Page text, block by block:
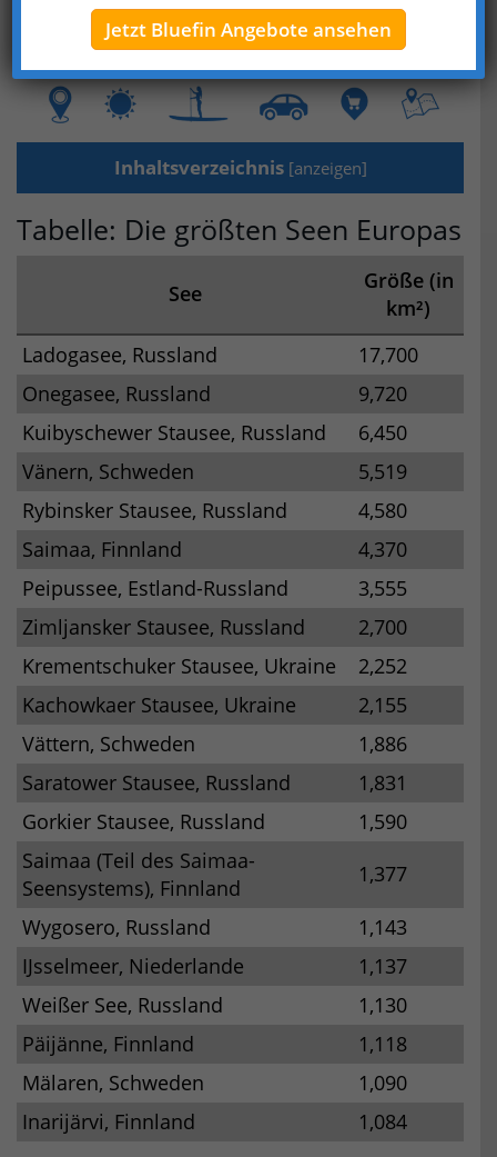
Schweden, Finnland, Russland oder in der
Ukraine – das sind die größten Seen Europas.
Inhaltsverzeichnis [anzeigen]
Tabelle: Die größten Seen Europas
See
Größe (in
km²)
Ladogasee, Russland
17,700
Onegasee, Russland
9,720
Kuibyschewer Stausee, Russland
6,450
Vänern, Schweden
5,519
Rybinsker Stausee, Russland
4,580
Saimaa, Finnland
4,370
Peipussee, Estland-Russland
3,555
Zimljansker Stausee, Russland
2,700
Krementschuker Stausee, Ukraine
2,252
Kachowkaer Stausee, Ukraine
2,155
Vättern, Schweden
1,886
Saratower Stausee, Russland
1,831
Gorkier Stausee, Russland
1,590
Saimaa (Teil des Saimaa-
Seensystems), Finnland
1,377
Wygosero, Russland
1,143
IJsselmeer, Niederlande
1,137
Weißer See, Russland
1,130
Päijänne, Finnland
1,118
Mälaren, Schweden
1,090
Inarijärvi, Finnland
1,084
Jetzt Bluefin Angebote ansehen